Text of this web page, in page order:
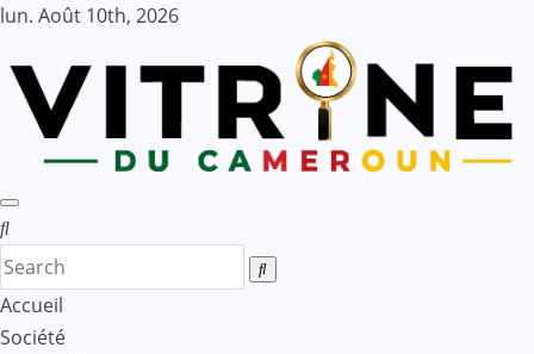
Skip
content
lun. Août 10th, 2026
Accueil
Société